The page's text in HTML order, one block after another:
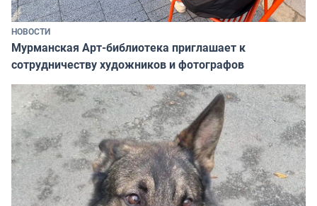
НОВОСТИ
Мурманская Арт-библиотека приглашает к
сотрудничеству художников и фотографов